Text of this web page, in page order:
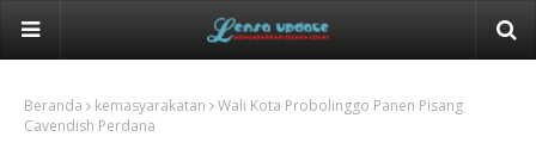
Beranda kemasyarakatan
Wali Kota Probolinggo Panen Pisang
Cavendish Perdana